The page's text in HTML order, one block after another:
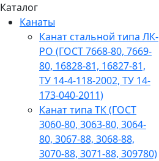
Каталог
Канаты
Канат стальной типа ЛК-
РО (ГОСТ 7668-80, 7669-
80, 16828-81, 16827-81,
ТУ 14-4-118-2002, ТУ 14-
173-040-2011)
Канат типа ТК (ГОСТ
3060-80, 3063-80, 3064-
80, 3067-88, 3068-88,
3070-88, 3071-88, 309780)